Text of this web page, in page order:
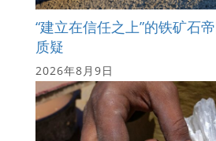
“建立在信任之上”的铁矿石
质疑
2026年8月9日